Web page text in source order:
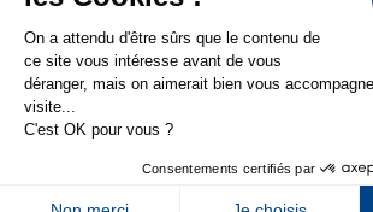
Sur LinkedIn Sur Youtube
Sur X Sur Facebook
Newsletter Abondance
CGV
Confidentialité